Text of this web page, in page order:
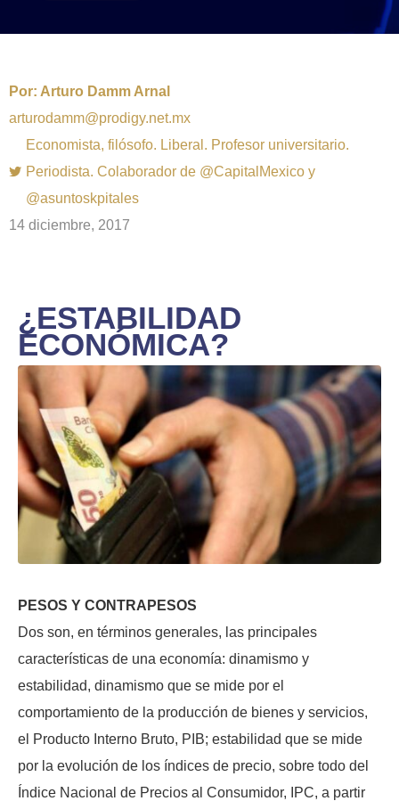
Por: Arturo Damm Arnal
arturodamm@prodigy.net.mx
Economista, filósofo. Liberal. Profesor universitario.
Periodista. Colaborador de @CapitalMexico y
@asuntoskpitales
14 diciembre, 2017
¿ESTABILIDAD
ECONÓMICA?
PESOS Y CONTRAPESOS
Dos son, en términos generales, las principales
características de una economía: dinamismo y
estabilidad, dinamismo que se mide por el
comportamiento de la producción de bienes y servicios,
el Producto Interno Bruto, PIB; estabilidad que se mide
por la evolución de los índices de precio, sobre todo del
Índice Nacional de Precios al Consumidor, IPC, a partir